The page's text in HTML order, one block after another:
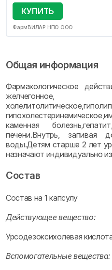
КУПИТЬ
ФармВИЛАР НПО ООО
Общая информация
Фармакологическое
желчегонное,
каменная
печени.Внутрь, запивая
воды.Детям старше 2 лет
назначают индивидуально
Состав
Состав на 1 капсулу
Действующее вещество:
Урсодезоксихолевая
Вспомогательные вещества: